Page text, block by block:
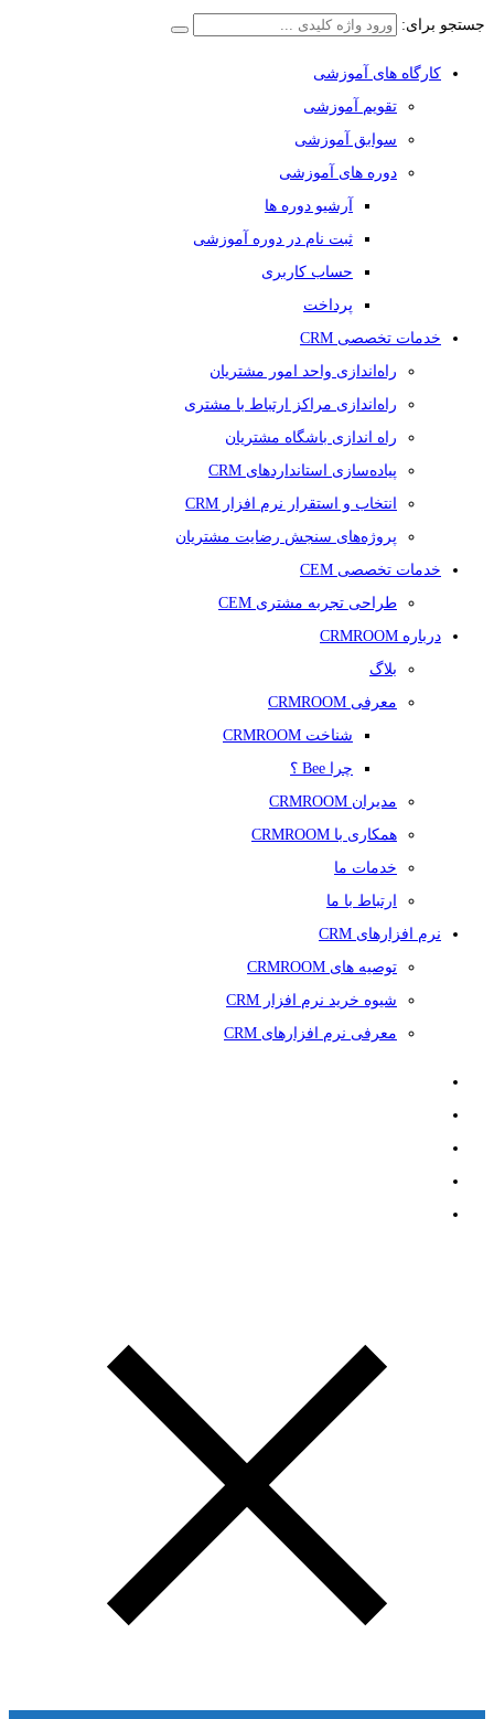
جستجو برای:
کارگاه های آموزشی
تقویم آموزشی
سوابق آموزشی
دوره های آموزشی
آرشیو دوره ها
ثبت نام در دوره آموزشی
حساب کاربری
پرداخت
خدمات تخصصی CRM
راه‌اندازی واحد امور مشتریان
راه‌اندازی مراکز ارتباط با مشتری
راه اندازی باشگاه مشتریان
پیاده‌سازی استانداردهای CRM
انتخاب و استقرار نرم افزار CRM
پروژه‌های سنجش رضایت مشتریان
خدمات تخصصی CEM
طراحی تجربه مشتری CEM
درباره CRMROOM
بلاگ
معرفی CRMROOM
شناخت CRMROOM
چرا Bee ؟
مدیران CRMROOM
همکاری با CRMROOM
خدمات ما
ارتباط با ما
نرم افزارهای CRM
توصیه های CRMROOM
شیوه خرید نرم افزار CRM
معرفی نرم افزارهای CRM